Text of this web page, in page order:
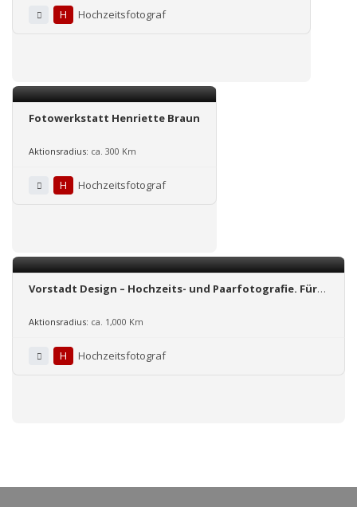
H Hochzeitsfotograf
Fotowerkstatt Henriette Braun
Aktionsradius: ca. 300 Km
H Hochzeitsfotograf
Vorstadt Design – Hochzeits- und Paarfotografie. Für
Aktionsradius: ca. 1,000 Km
H Hochzeitsfotograf